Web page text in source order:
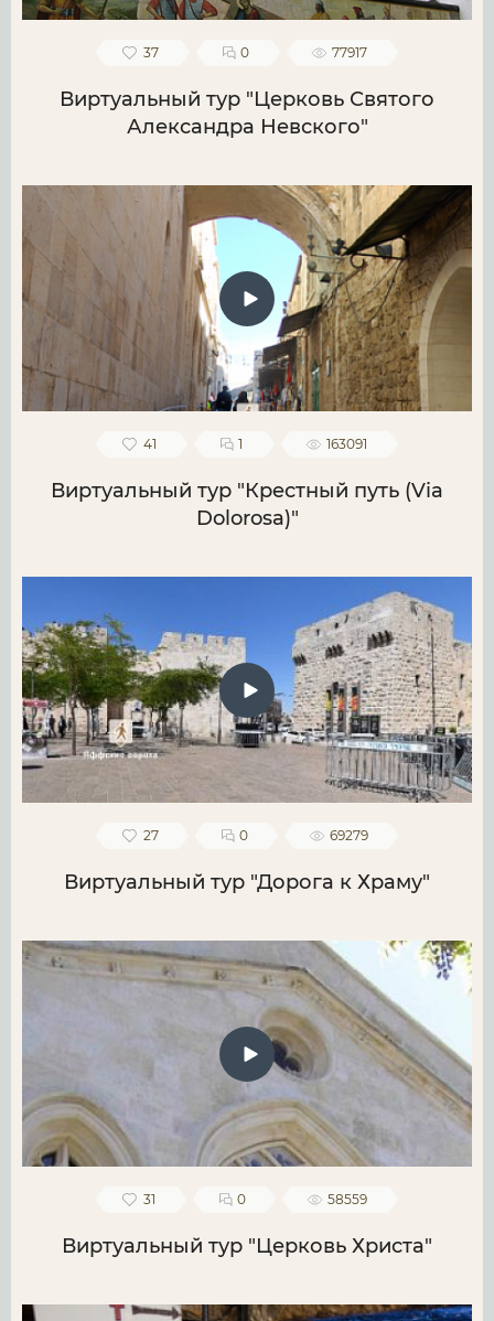
37 0 77917
Виртуальный тур "Церковь Святого
Александра Невского"
41 1 163091
Виртуальный тур "Крестный путь (Via
Dolorosa)"
27 0 69279
Виртуальный тур "Дорога к Храму"
31 0 58559
Виртуальный тур "Церковь Христа"